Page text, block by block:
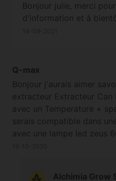
Bonjour julie, merci
d'information et à
Q-max
Bonjour j'aurais aimer
extracteur Extracteur Can
avec un Temperature +
serais compatible dans
avec une lampe led zeus
Alchimia Grow